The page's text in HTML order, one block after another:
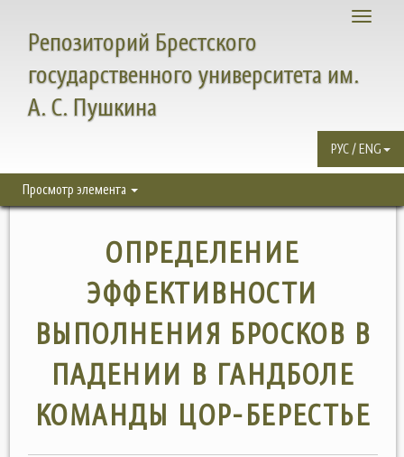
Toggle
Репозиторий Брестского
государственного университета им.
А. С. Пушкина
РУС / ENG
Просмотр элемента
ОПРЕДЕЛЕНИЕ
ЭФФЕКТИВНОСТИ
ВЫПОЛНЕНИЯ БРОСКОВ В
ПАДЕНИИ В ГАНДБОЛЕ
КОМАНДЫ ЦОР-БЕРЕСТЬЕ